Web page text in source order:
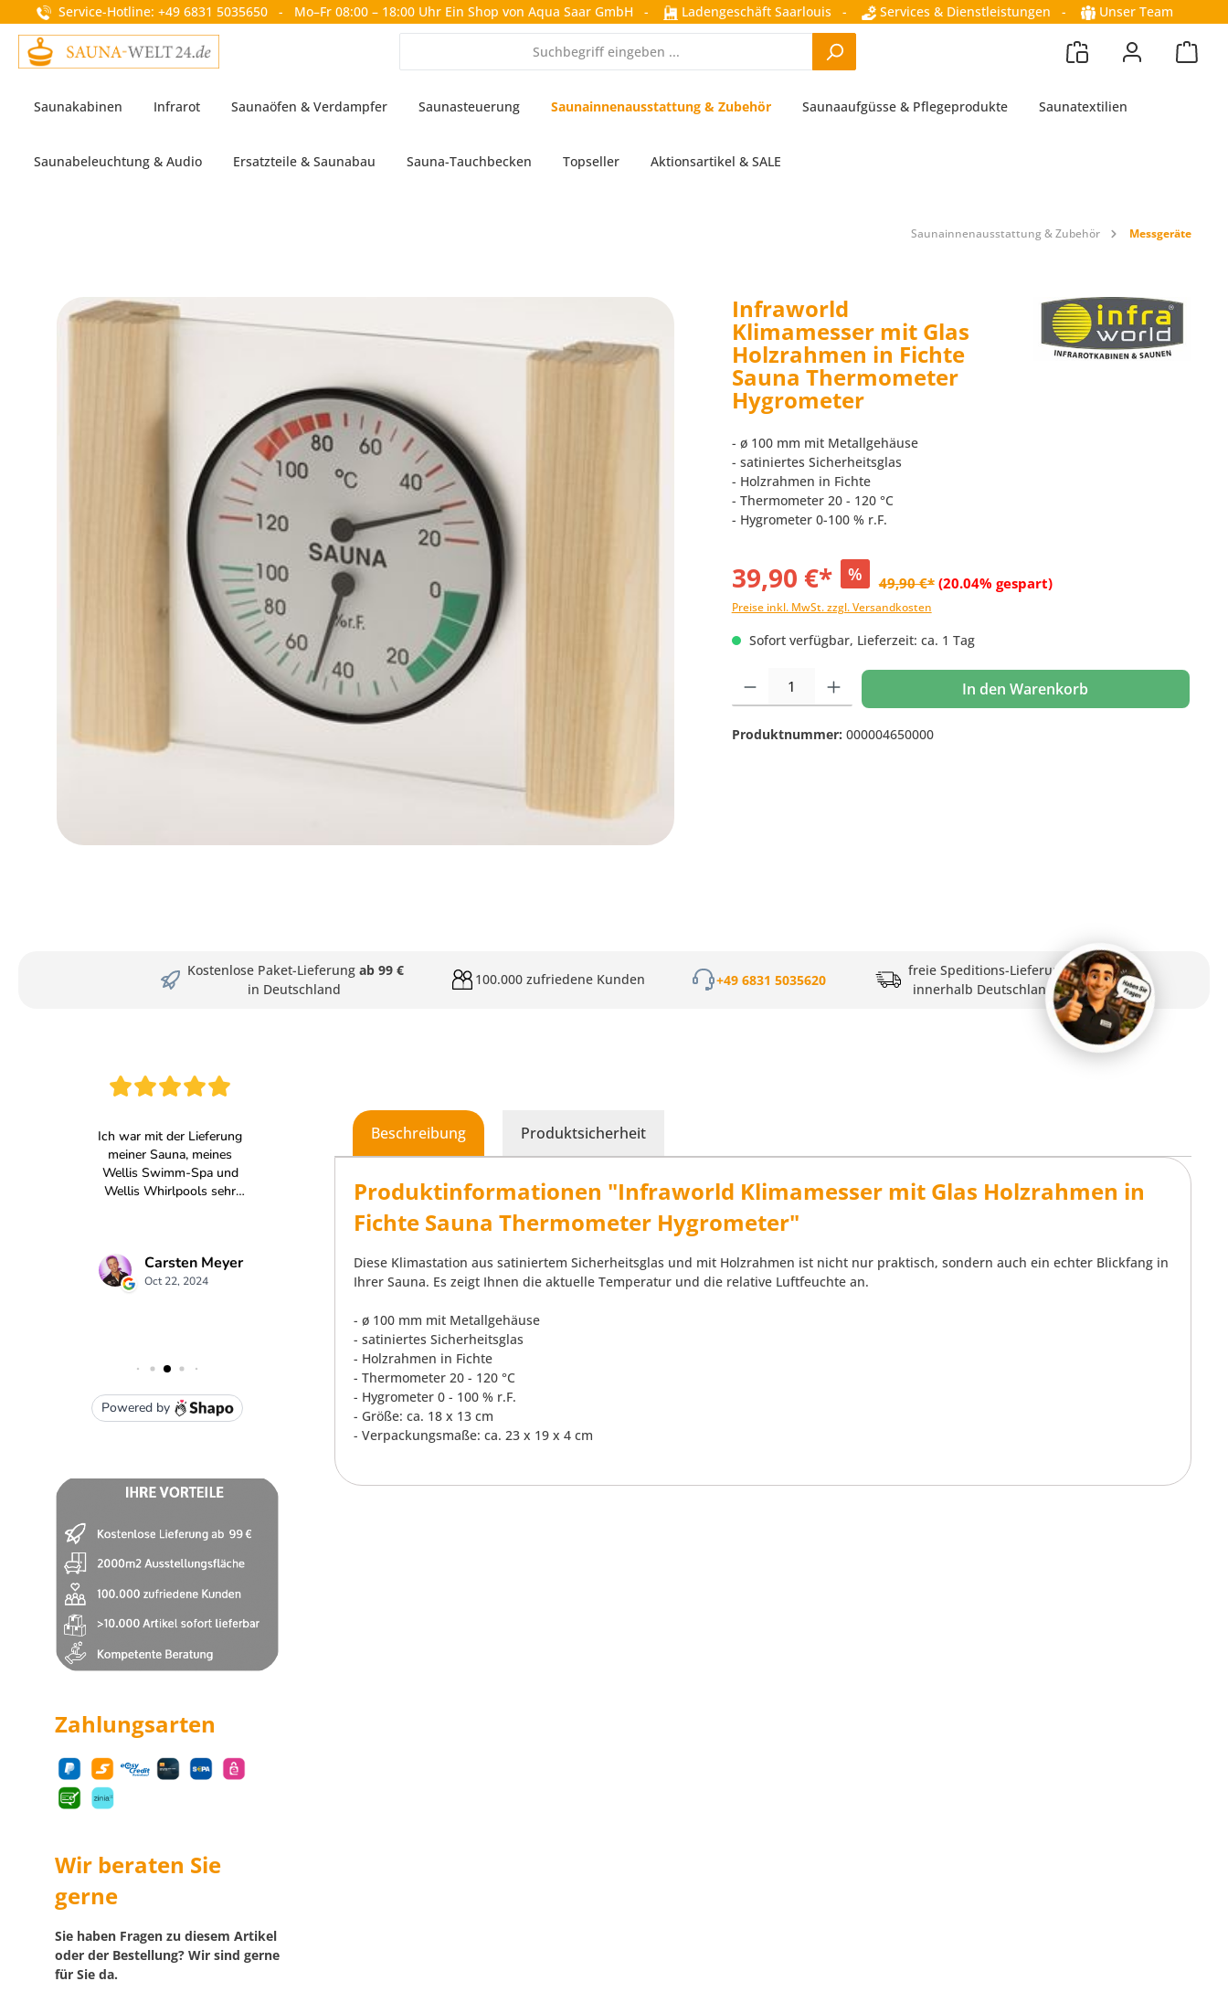
Zur Hauptnavigation springen
Service-Hotline: +49 6831 5035650 - Mo–Fr 08:00 – 18:00 Uhr Ein Shop von Aqua Saar GmbH - Ladengeschäft Saarlouis - Services & Dienstleistungen - Unser Team
Saunakabinen Infrarot Saunaöfen & Verdampfer Saunasteuerung Saunainnenausstattung & Zubehör Saunaaufgüsse & Pflegeprodukte Saunatextilien
Saunabeleuchtung & Audio Ersatzteile & Saunabau Sauna-Tauchbecken Topseller Aktionsartikel & SALE
Saunainnenausstattung & Zubehör Messgeräte
Bildergalerie überspringen Infraworld
Klimamesser mit Glas
Holzrahmen in Fichte
Sauna Thermometer
Hygrometer
- ø 100 mm mit Metallgehäuse
- satiniertes Sicherheitsglas
- Holzrahmen in Fichte
- Thermometer 20 - 120 °C
- Hygrometer 0-100 % r.F.
39,90 €* % 49,90 €* (20.04% gespart)
Preise inkl. MwSt. zzgl. Versandkosten
Sofort verfügbar, Lieferzeit: ca. 1 Tag
Produkt Anzahl: Gib den gewünschten Wert ein oder benutze die Schaltflächen um die
In den Warenkorb
Produktnummer: 000004650000
Kostenlose Paket-Lieferung ab 99 €
in Deutschland
100.000 zufriedene Kunden +49 6831 5035620
freie Speditions-Lieferung
innerhalb Deutschlands
Zahlungsarten
Wir beraten Sie
gerne
Sie haben Fragen zu diesem Artikel
oder der Bestellung? Wir sind gerne
für Sie da.
Beschreibung Produktsicherheit
Produktinformationen "Infraworld Klimamesser mit Glas Holzrahmen in
Fichte Sauna Thermometer Hygrometer"
Diese Klimastation aus satiniertem Sicherheitsglas und mit Holzrahmen ist nicht nur praktisch, sondern auch ein echter Blickfang in
Ihrer Sauna. Es zeigt Ihnen die aktuelle Temperatur und die relative Luftfeuchte an.
- ø 100 mm mit Metallgehäuse
- satiniertes Sicherheitsglas
- Holzrahmen in Fichte
- Thermometer 20 - 120 °C
- Hygrometer 0 - 100 % r.F.
- Größe: ca. 18 x 13 cm
- Verpackungsmaße: ca. 23 x 19 x 4 cm